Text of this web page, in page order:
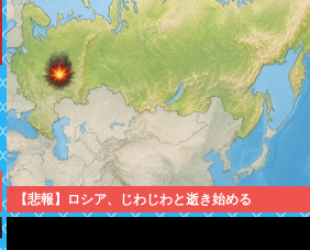
【悲報】ロシア、じわじわと逝き始める